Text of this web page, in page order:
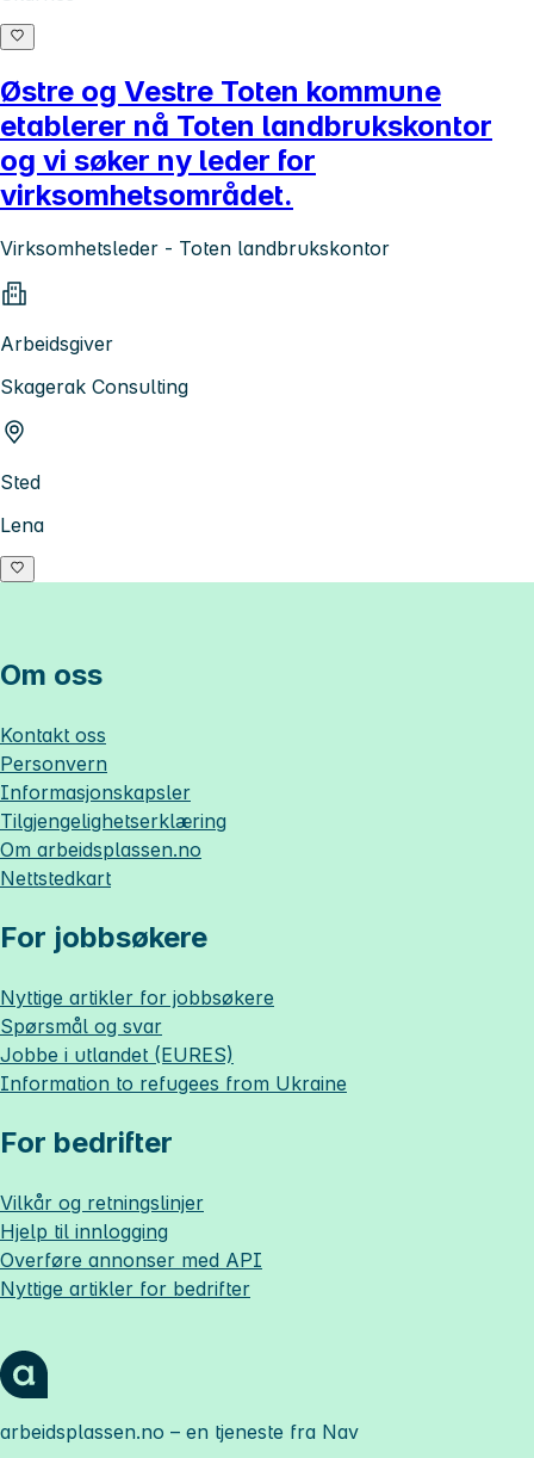
Østre og Vestre Toten kommune
etablerer nå Toten landbrukskontor
og vi søker ny leder for
virksomhetsområdet.
Virksomhetsleder - Toten landbrukskontor
Arbeidsgiver
Skagerak Consulting
Sted
Lena
Om oss
Kontakt oss
Personvern
Informasjonskapsler
Tilgjengelighetserklæring
Om arbeidsplassen.no
Nettstedkart
For jobbsøkere
Nyttige artikler for jobbsøkere
Spørsmål og svar
Jobbe i utlandet (EURES)
Information to refugees from Ukraine
For bedrifter
Vilkår og retningslinjer
Hjelp til innlogging
Overføre annonser med API
Nyttige artikler for bedrifter
arbeidsplassen.no – en tjeneste fra Nav